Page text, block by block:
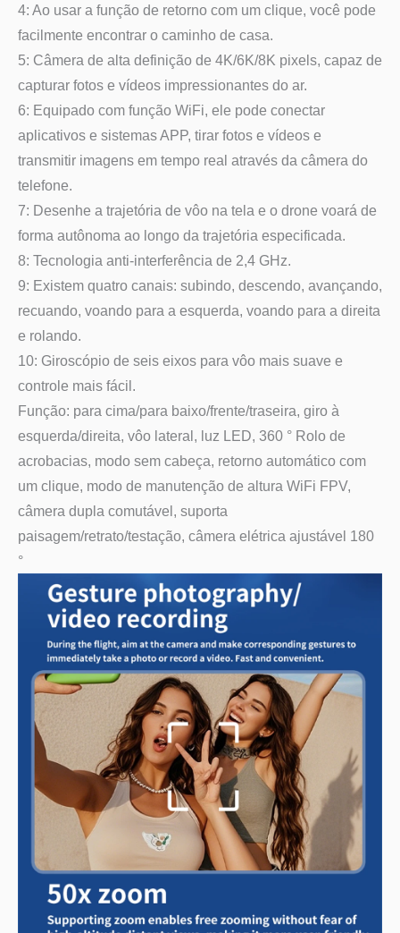
4: Ao usar a função de retorno com um clique, você pode
facilmente encontrar o caminho de casa.
5: Câmera de alta definição de 4K/6K/8K pixels, capaz de
capturar fotos e vídeos impressionantes do ar.
6: Equipado com função WiFi, ele pode conectar
aplicativos e sistemas APP, tirar fotos e vídeos e
transmitir imagens em tempo real através da câmera do
telefone.
7: Desenhe a trajetória de vôo na tela e o drone voará de
forma autônoma ao longo da trajetória especificada.
8: Tecnologia anti-interferência de 2,4 GHz.
9: Existem quatro canais: subindo, descendo, avançando,
recuando, voando para a esquerda, voando para a direita
e rolando.
10: Giroscópio de seis eixos para vôo mais suave e
controle mais fácil.
Função: para cima/para baixo/frente/traseira, giro à
esquerda/direita, vôo lateral, luz LED, 360 ° Rolo de
acrobacias, modo sem cabeça, retorno automático com
um clique, modo de manutenção de altura WiFi FPV,
câmera dupla comutável, suporta
paisagem/retrato/testação, câmera elétrica ajustável 180
°